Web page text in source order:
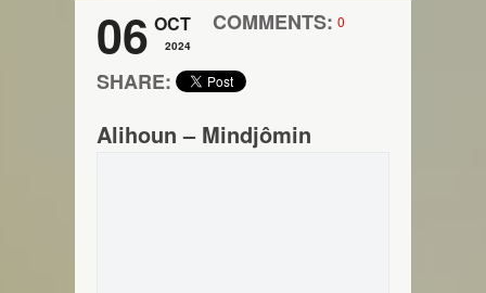
06 OCT
2024
COMMENTS: 0
SHARE:
Alihoun – Mindjômin